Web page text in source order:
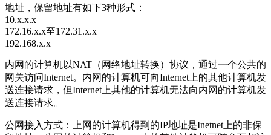
地址，保留地址有如下3种形式：
10.x.x.x
172.16.x.x至172.31.x.x
192.168.x.x
内网的计算机以NAT（网络地址转换）协议，通过一个公共的
网关访问Internet。内网的计算机可向Internet上的其他计算机发
送连接请求，但Internet上其他的计算机无法向内网的计算机发
送连接请求。
公网接入方式：上网的计算机得到的IP地址是Inetnet上的非保